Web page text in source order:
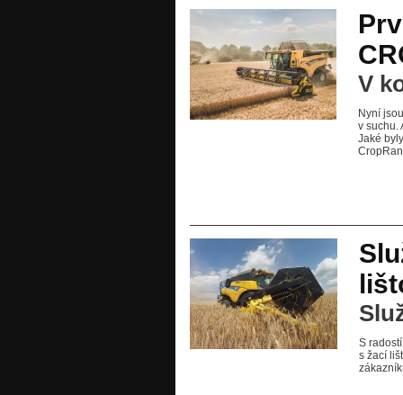
V
Nyní
v suchu.
Jaké
S
s žací